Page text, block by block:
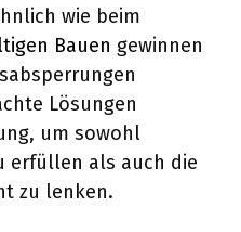
wie beim
Bauen gewinnen
Lösungen
um sowohl
erfüllen als auch die
zu lenken.